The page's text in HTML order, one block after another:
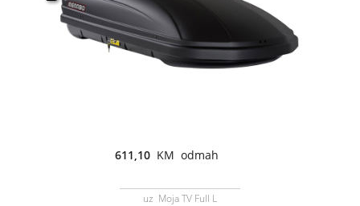
611,10 KM odmah
uz Moja TV Full L